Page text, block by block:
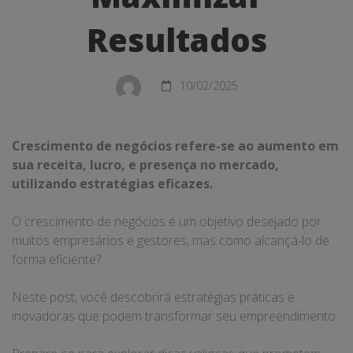
Resultados
10/02/2025
Crescimento de negócios refere-se ao aumento em
sua receita, lucro, e presença no mercado,
utilizando estratégias eficazes.
O crescimento de negócios é um objetivo desejado por
muitos empresários e gestores, mas como alcançá-lo de
forma eficiente?
Neste post, você descobrirá estratégias práticas e
inovadoras que podem transformar seu empreendimento.